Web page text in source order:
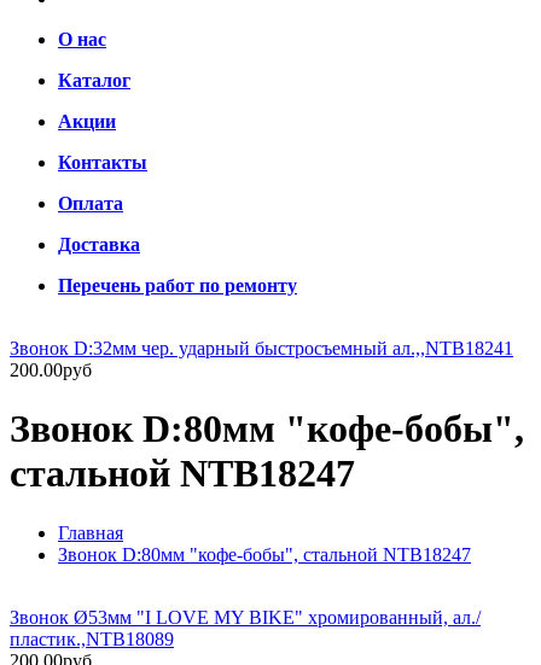
О нас
Каталог
Акции
Контакты
Оплата
Доставка
Перечень работ по ремонту
Звонок D:32мм чер. ударный быстросъемный ал.,,NTB18241
200.00руб
Звонок D:80мм "кофе-бобы",
стальной NTB18247
Главная
Звонок D:80мм "кофе-бобы", стальной NTB18247
Звонок Ø53мм "I LOVE MY BIKE" хромированный, ал./
пластик.,NTB18089
200.00руб